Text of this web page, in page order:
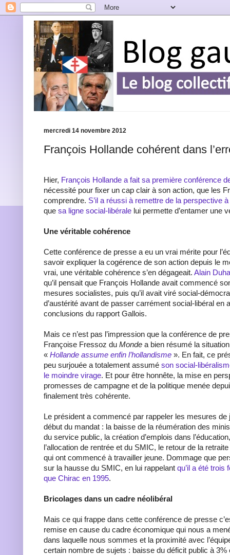
mercredi 14 novembre 2012
François Hollande cohérent dans
Hier, François Hollande a fait sa première conférence
nécessité pour fixer un cap clair à son action, que les
comprendre. S’il a réussi à remettre de la perspective
que sa ligne social-libérale lui permette d’entamer une
Une véritable cohérence
Cette conférence de presse a eu un vrai mérite pour
savoir expliquer la cogérence de son action depuis le
vrai, une véritable cohérence s’en dégageait. Alain
qu’il pensait que François Hollande avait commencé
mesures socialistes, puis qu’il avait viré social-
d’austérité avant de passer carrément social-libéral en
conclusions du rapport Gallois.
Mais ce n’est pas l’impression que la conférence de
Françoise Fressoz du Monde a bien résumé la
« Hollande assume enfin l’hollandisme ». En fait, ce
peu surjouée a totalement assumé son social-
le moindre virage. Et pour être honnête, la mise en
promesses de campagne et de la politique menée
finalement très cohérente.
Le président a commencé par rappeler les mesures de
début du mandat : la baisse de la réumération des
du service public, la création d’emplois dans
l’allocation de rentrée et du SMIC, le retour de la
qui ont commencé à travailler jeune. Dommage que
sur la hausse du SMIC, en lui rappelant qu’il a été trois
que Chirac en 1995.
Bricolages dans un cadre néolibéral
Mais ce qui frappe dans cette conférence de presse
remise en cause du cadre économique qui nous a
dans laquelle nous sommes et la proximité avec
certain nombre de sujets : baisse du déficit public à 3%